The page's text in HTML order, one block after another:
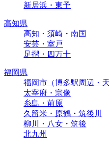
新居浜・東予
高知県
高知・須崎・南国
安芸・室戸
足摺・四万十
福岡県
福岡市（博多駅周辺・天
太宰府・宗像
糸島・前原
久留米・原鶴・筑後川
柳川・八女・筑後
北九州